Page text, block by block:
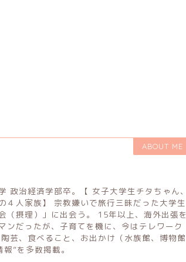
ABOUT ME
政治経済学部卒。【 女子大学生チタちゃん、
４人家族】 宗教嫌いで旅行三昧だった大学生
（摂理）」に出会う。 15年以上、海外出張を
ンだったが、子育てを機に、今はテレワーク
芸、食べること、お出かけ（水族館、博物館
”を多数掲載。